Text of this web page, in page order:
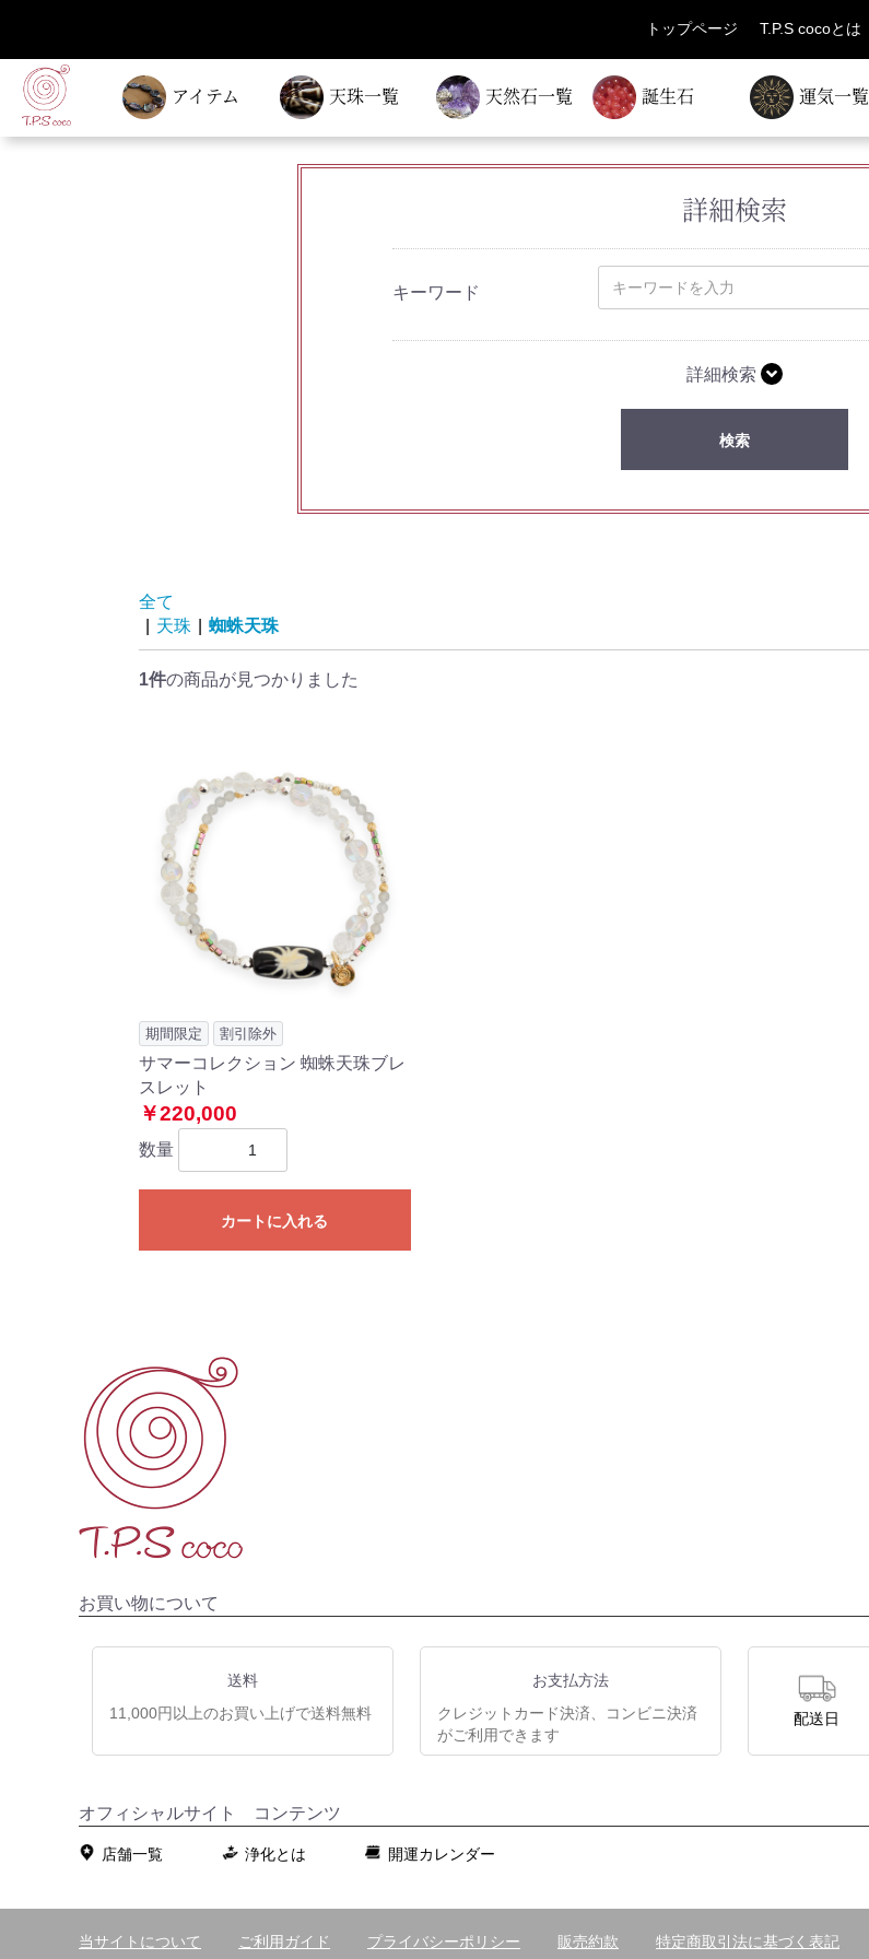
T.P.S cocoとは
トップページ
アイテム 天珠一覧 天然石一覧 誕生石 運気一覧
詳細検索
キーワード
詳細検索
検索
全て
天珠 蜘蛛天珠
1件の商品が見つかりました
期間限定 割引除外
サマーコレクション 蜘蛛天珠ブレ
スレット
￥220,000
数量
カートに入れる
お買い物について
送料
11,000円以上のお買い上げで送料無料
お支払方法
クレジットカード決済、コンビニ決済
がご利用できます
配送日
オフィシャルサイト コンテンツ
店舗一覧 浄化とは 開運カレンダー
当サイトについて ご利用ガイド プライバシーポリシー 販売約款 特定商取引法に基づく表記